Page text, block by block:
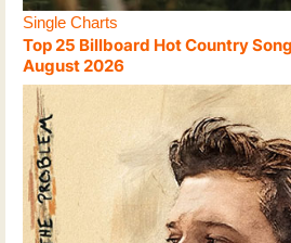
Single Charts
Top 25 Billboard Hot Country
August 2026